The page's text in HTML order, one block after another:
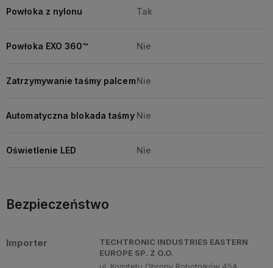
Powłoka z nylonu Tak
Powłoka EXO 360™ Nie
Zatrzymywanie taśmy palcemNie
Automatyczna blokada taśmy Nie
Oświetlenie LED Nie
Bezpieczeństwo
Importer
TECHTRONIC INDUSTRIES EASTERN
EUROPE SP. Z O.O.